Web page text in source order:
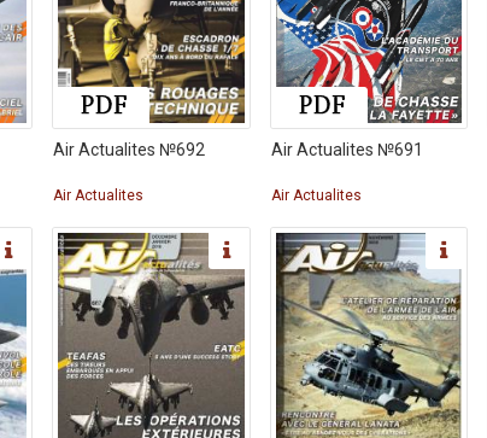
Air Actualites №692
Air Actualites
Air Actualites №691
Air Actualites